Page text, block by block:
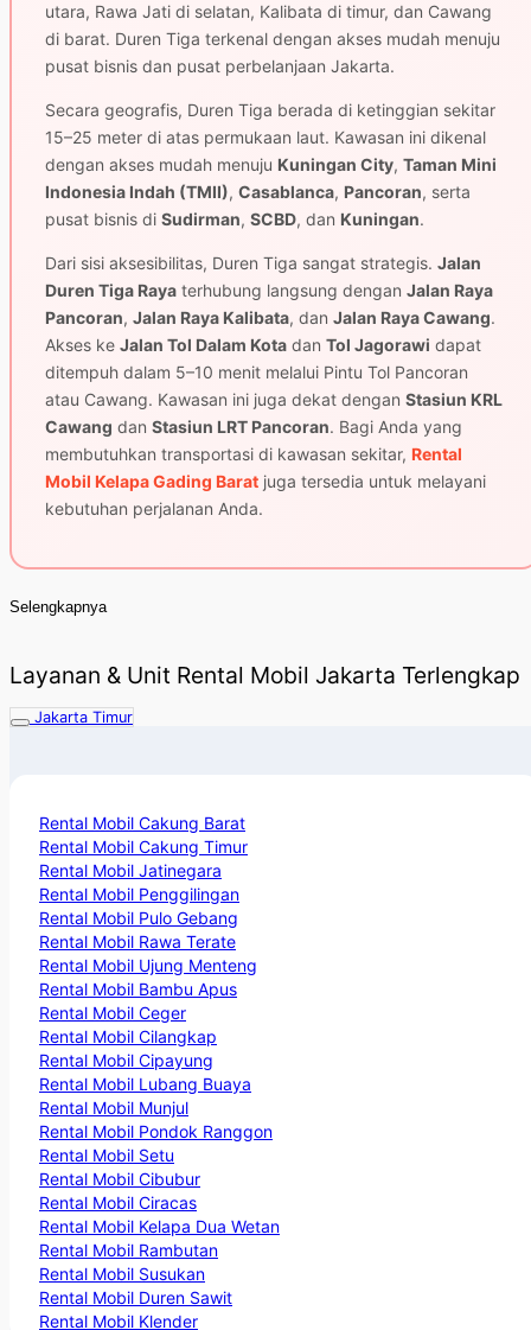
utara, Rawa Jati di selatan, Kalibata di timur, dan Cawang
di barat. Duren Tiga terkenal dengan akses mudah menuju
pusat bisnis dan pusat perbelanjaan Jakarta.
Secara geografis, Duren Tiga berada di ketinggian sekitar
15–25 meter di atas permukaan laut. Kawasan ini dikenal
dengan akses mudah menuju Kuningan City, Taman Mini
Indonesia Indah (TMII), Casablanca, Pancoran, serta
pusat bisnis di Sudirman, SCBD, dan Kuningan.
Dari sisi aksesibilitas, Duren Tiga sangat strategis. Jalan
Duren Tiga Rayaterhubung langsung dengan Jalan Raya
Pancoran, Jalan Raya Kalibata, dan Jalan Raya Cawang.
Akses ke Jalan Tol Dalam Kotadan Tol Jagorawi dapat
ditempuh dalam 5–10 menit melalui Pintu Tol Pancoran
atau Cawang. Kawasan ini juga dekat dengan Stasiun KRL
Cawang dan Stasiun LRT Pancoran. Bagi Anda yang
membutuhkan transportasi di kawasan sekitar, Rental
Mobil Kelapa Gading Baratjuga tersedia untuk melayani
kebutuhan perjalanan Anda.
Selengkapnya
Layanan & Unit Rental Mobil Jakarta Terlengkap
Jakarta Timur
Rental Mobil Cakung Barat
Rental Mobil Cakung Timur
Rental Mobil Jatinegara
Rental Mobil Penggilingan
Rental Mobil Pulo Gebang
Rental Mobil Rawa Terate
Rental Mobil Ujung Menteng
Rental Mobil Bambu Apus
Rental Mobil Ceger
Rental Mobil Cilangkap
Rental Mobil Cipayung
Rental Mobil Lubang Buaya
Rental Mobil Munjul
Rental Mobil Pondok Ranggon
Rental Mobil Setu
Rental Mobil Cibubur
Rental Mobil Ciracas
Rental Mobil Kelapa Dua Wetan
Rental Mobil Rambutan
Rental Mobil Susukan
Rental Mobil Duren Sawit
Rental Mobil Klender